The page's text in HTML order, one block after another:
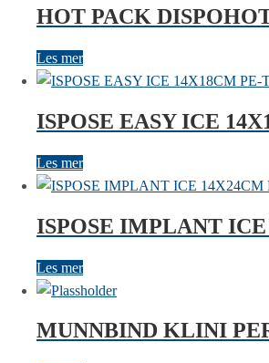
HOT PACK
Les mer
ISPOSE EASY ICE
Les mer
ISPOSE IMPLANT
Les mer
MUNNBIND KLINI